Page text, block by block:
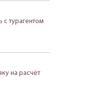
с турагентом
на расчёт